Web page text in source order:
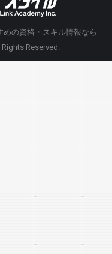
めの資格・スキル情報なら
Rights Reserved.